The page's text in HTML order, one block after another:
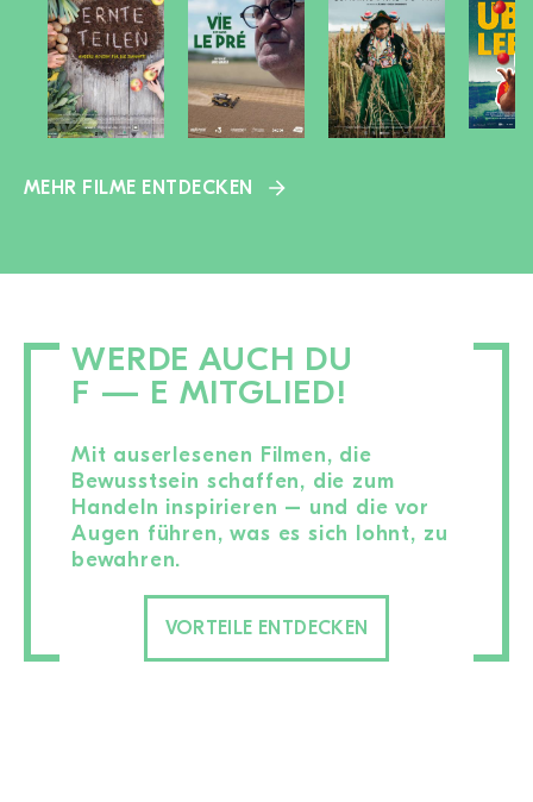
MEHR FILME ENTDECKEN
WERDE AUCH DU
F — E MITGLIED!
Mit auserlesenen Filmen, die
Bewusstsein schaffen, die zum
Handeln inspirieren – und die vor
Augen führen, was es sich lohnt, zu
bewahren.
VORTEILE ENTDECKEN